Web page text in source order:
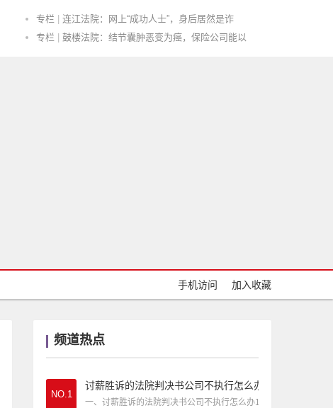
专栏
连江法院：网上“成功人士”，身后居然是诈
专栏
鼓楼法院：结节囊肿恶变为癌，保险公司能以
|警察因公殉职赔偿标准
专栏
手机访问 加入收藏
频道热点
NO.1
讨薪胜诉的法院判决书公司不执行怎么办
一、讨薪胜诉的法院判决书公司不执行怎么办1、讨薪胜诉公司不